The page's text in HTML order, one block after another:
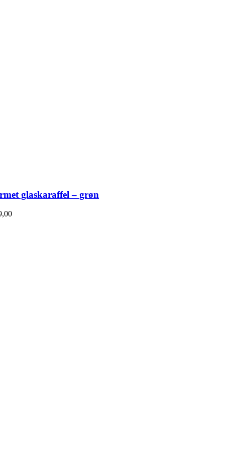
glaskaraffel – grøn